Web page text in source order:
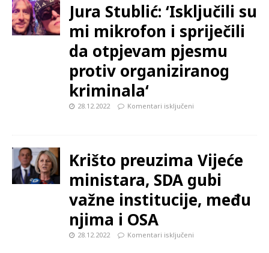
Jura Stublić: ‘Isključili su
mi mikrofon i spriječili
da otpjevam pjesmu
protiv organiziranog
kriminala‘
28.12.2022 Komentari isključeni
Krišto preuzima Vijeće
ministara, SDA gubi
važne institucije, među
njima i OSA
28.12.2022 Komentari isključeni